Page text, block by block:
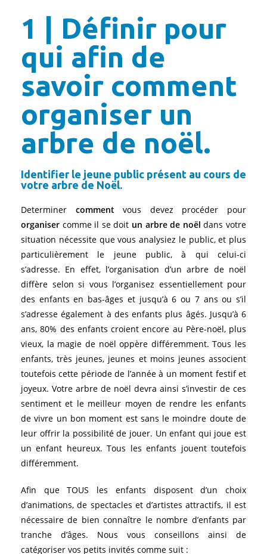
1 | Définir pour
qui afin de
savoir comment
organiser un
arbre de noël.
Identifier le jeune public présent au cours de
votre arbre de Noël.
Determiner commentvous devez procéder pour
organiser comme il se doit un arbre de noël dans votre
situation nécessite que vous analysiez le public, et plus
particulièrement le jeune public, à qui celui-ci
s’adresse. En effet, l’organisation d’un arbre de noël
diffère selon si vous l’organisez essentiellement pour
des enfants en bas-âges et jusqu’à 6 ou 7 ans ou s’il
s’adresse également à des enfants plus âgés. Jusqu’à 6
ans, 80% des enfants croient encore au Père-noël, plus
vieux, la magie de noël oppère différemment. Tous les
enfants, très jeunes, jeunes et moins jeunes associent
toutefois cette période de l’année à un moment festif et
joyeux. Votre arbre de noël devra ainsi s’investir de ces
sentiment et le meilleur moyen de rendre les enfants
de vivre un bon moment est sans le moindre doute de
leur offrir la possibilité de jouer. Un enfant qui joue est
un enfant heureux. Tous les enfants jouent toutefois
différemment.
Afin que TOUS les enfants disposent d’un choix
d’animations, de spectacles et d’artistes attractifs, il est
nécessaire de bien connaître le nombre d’enfants par
tranche d’âges. Nous vous conseillons ainsi de
catégoriser vos petits invités comme suit :